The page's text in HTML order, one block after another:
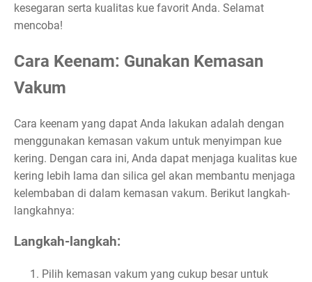
kesegaran serta kualitas kue favorit Anda. Selamat
mencoba!
Cara Keenam: Gunakan Kemasan
Vakum
Cara keenam yang dapat Anda lakukan adalah dengan
menggunakan kemasan vakum untuk menyimpan kue
kering. Dengan cara ini, Anda dapat menjaga kualitas kue
kering lebih lama dan silica gel akan membantu menjaga
kelembaban di dalam kemasan vakum. Berikut langkah-
langkahnya:
Langkah-langkah:
Pilih kemasan vakum yang cukup besar untuk